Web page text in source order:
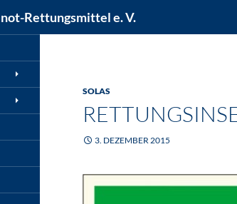
Rettungsmittel e. V.
SOLAS
3. DEZEMBER 2015